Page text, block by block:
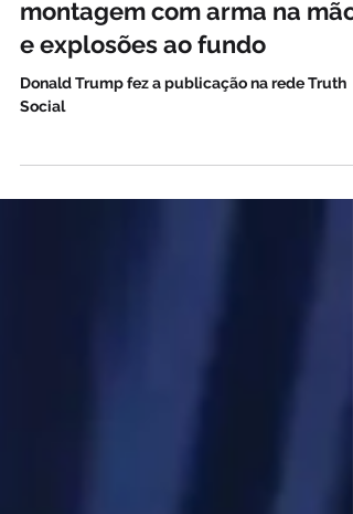
afirma Trump ao publicar
montagem com arma na mão
e explosões ao fundo